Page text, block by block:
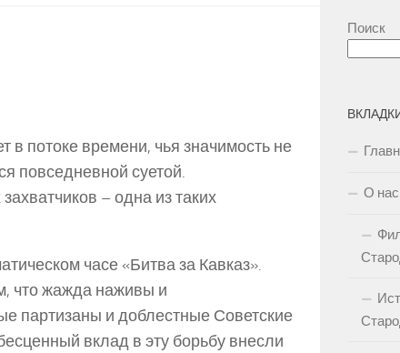
в потоке времени, чья значимость не
повседневной суетой.
– одна из таких
часе «Битва за Кавказ».
что жажда наживы и
партизаны и доблестные Советские
вклад в эту борьбу внесли
Поиск
О нас